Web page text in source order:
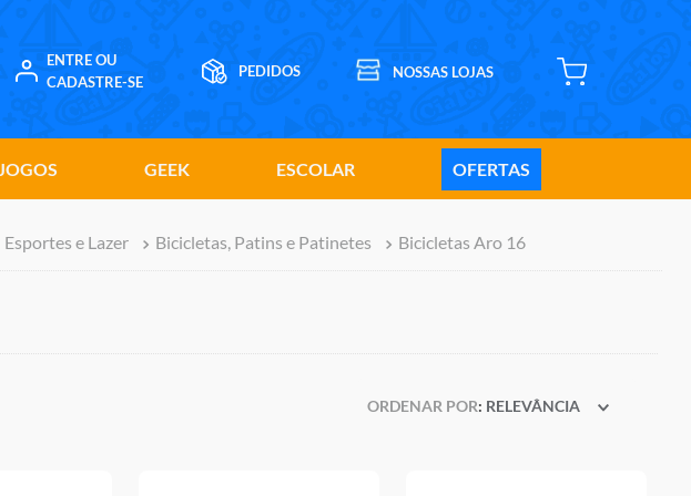
ENTRE OU
CADASTRE-SE
JOGOS GEEK ESCOLAR OFERTAS
Esportes e Lazer Bicicletas, Patins e Patinetes Bicicletas Aro 16
ORDENAR POR RELEVÂNCIA